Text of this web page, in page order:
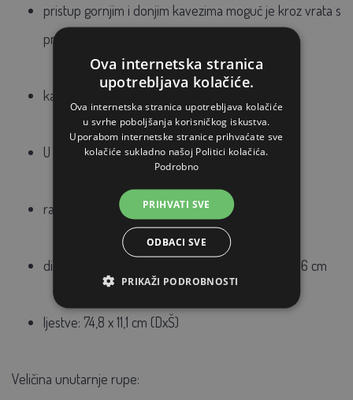
pristup gornjim i donjim kavezima moguć je kroz vrata s
prednje strane i otvor odozgo
katovi su povezani drvenim ljestvama
U pakiranju su 2 hranilice za sijeno
razmak između šipki je 2,2 cm
dimenzije DxŠxV: 100 x 53 x 86 cm ili 120 x 53 x 86 cm
ljestve: 74,8 x 11,1 cm (DxŠ)
Veličina unutarnje rupe:
Ova internetska stranica
upotrebljava kolačiće.
Ova internetska stranica upotrebljava kolačiće
u svrhe poboljšanja korisničkog iskustva.
Uporabom internetske stranice prihvaćate sve
kolačiće sukladno našoj Politici kolačića.
Podrobno
PRIHVATI SVE
ODBACI SVE
PRIKAŽI PODROBNOSTI